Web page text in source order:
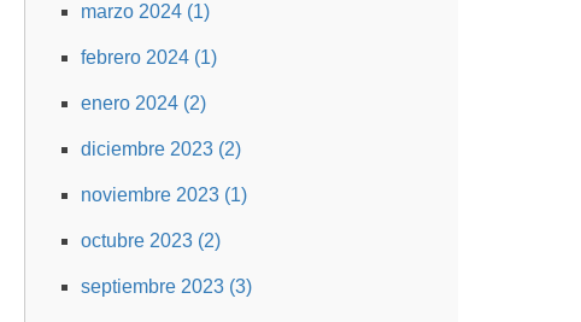
marzo 2024 (1)
febrero 2024 (1)
enero 2024 (2)
diciembre 2023 (2)
noviembre 2023 (1)
octubre 2023 (2)
septiembre 2023 (3)